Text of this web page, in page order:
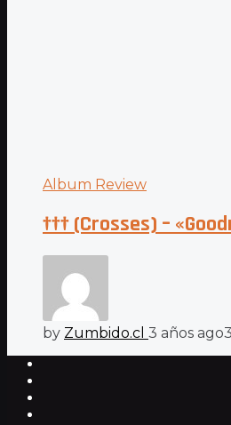
Album Review
††† (Crosses) –
by Zumbido.cl 3 años ago